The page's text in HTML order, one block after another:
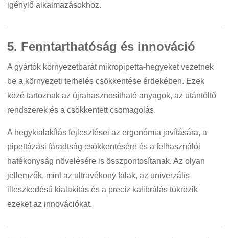
igénylő alkalmazásokhoz.
5. Fenntarthatóság és innováció
A gyártók környezetbarát mikropipetta-hegyeket vezetnek
be a környezeti terhelés csökkentése érdekében. Ezek
közé tartoznak az újrahasznosítható anyagok, az utántöltő
rendszerek és a csökkentett csomagolás.
A hegykialakítás fejlesztései az ergonómia javítására, a
pipettázási fáradtság csökkentésére és a felhasználói
hatékonyság növelésére is összpontosítanak. Az olyan
jellemzők, mint az ultravékony falak, az univerzális
illeszkedésű kialakítás és a precíz kalibrálás tükrözik
ezeket az innovációkat.